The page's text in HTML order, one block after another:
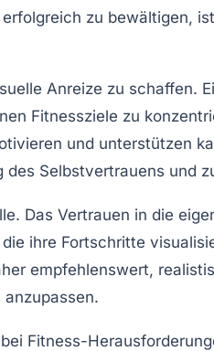
zu bewältigen,
Anreize zu schaffen.
Fitnessziele zu
und unterstützen
des Selbstvertrauens und
Das Vertrauen in die
ihre Fortschritte
empfehlenswert,
Fitness-